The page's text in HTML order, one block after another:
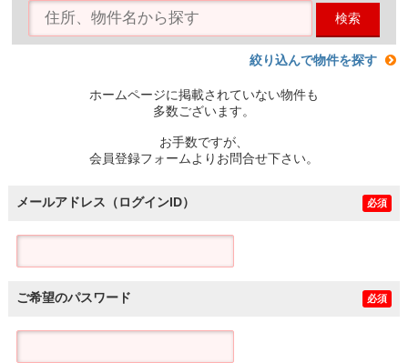
検索
絞り込んで物件を探す
ホームページに掲載されていない物件も
多数ございます。
お手数ですが、
会員登録フォームよりお問合せ下さい。
メールアドレス（ログインID） 必須
ご希望のパスワード 必須